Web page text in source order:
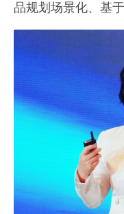
品规划场景化、基